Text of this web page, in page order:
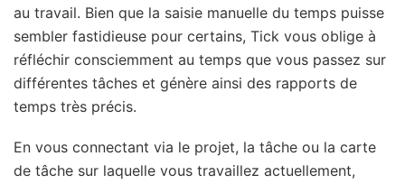
au travail. Bien que la saisie manuelle du temps puisse
sembler fastidieuse pour certains, Tick vous oblige à
réfléchir consciemment au temps que vous passez sur
différentes tâches et génère ainsi des rapports de
temps très précis.
En vous connectant via le projet, la tâche ou la carte
de tâche sur laquelle vous travaillez actuellement,